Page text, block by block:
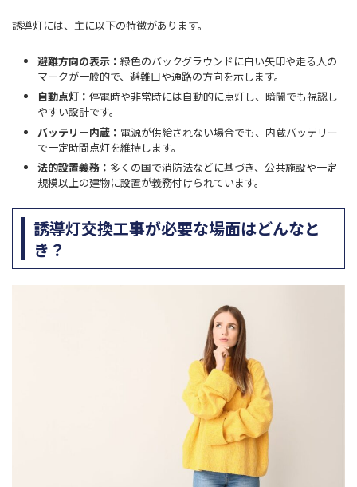
誘導灯には、主に以下の特徴があります。
避難方向の表示： 緑色のバックグラウンドに白い矢印や走る人の
マークが一般的で、避難口や通路の方向を示します。
自動点灯： 停電時や非常時には自動的に点灯し、暗闇でも視認し
やすい設計です。
バッテリー内蔵： 電源が供給されない場合でも、内蔵バッテリー
で一定時間点灯を維持します。
法的設置義務： 多くの国で消防法などに基づき、公共施設や一定
規模以上の建物に設置が義務付けられています。
誘導灯交換工事が必要な場面はどんなと
き？